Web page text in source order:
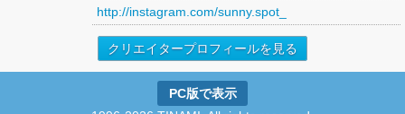
http://instagram.com/sunny.spot_
クリエイタープロフィールを見る
PC版で表示